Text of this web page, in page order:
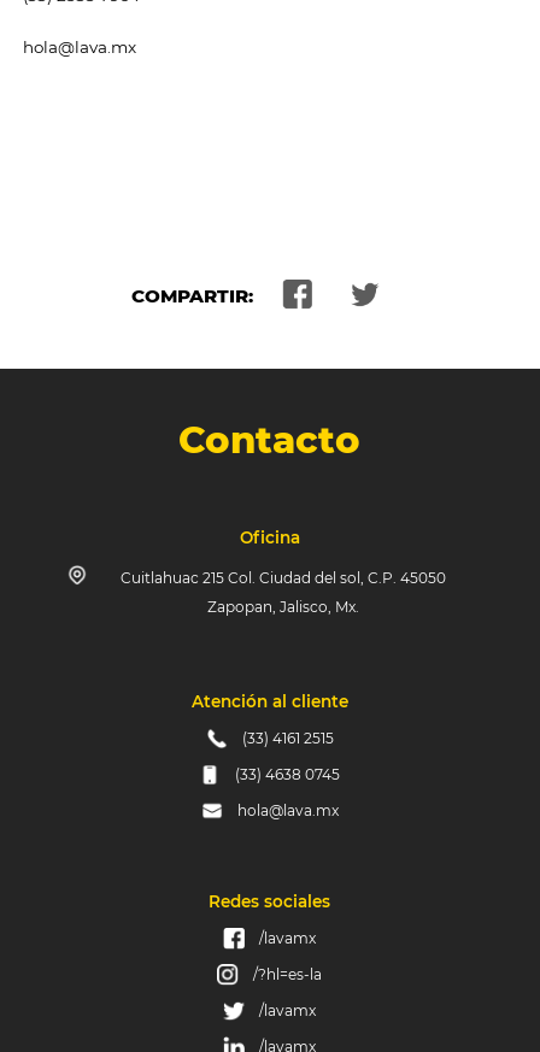
hola@lava.mx
COMPARTIR:
Contacto
Oficina
Cuitlahuac 215 Col. Ciudad del sol, C.P. 45050
Zapopan, Jalisco, Mx.
Atención al cliente
(33) 4161 2515
(33) 4638 0745
hola@lava.mx
Redes sociales
/lavamx
/?hl=es-la
/lavamx
/lavamx